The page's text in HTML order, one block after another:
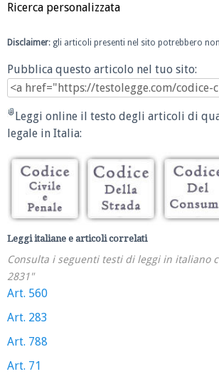
Ricerca personalizzata
Disclaimer: gli articoli presenti nel sito potrebbero
Pubblica questo articolo nel tuo sito:
Leggi online il testo degli articoli di
legale in Italia:
Leggi italiane e articoli correlati
Consulta i seguenti testi di leggi in italiano
2831"
Art. 560
Art. 283
Art. 788
Art. 71